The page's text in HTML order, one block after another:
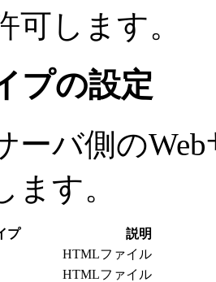
可します。
プの設定
ーバ側の
ます。
プ
説明
HTMLファイル
HTMLファイル